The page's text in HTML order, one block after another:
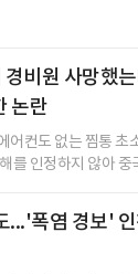
비원 사망했
논란
어컨도 없는 찜통 초
를 인정하지 않아 중
...'폭염 경보'